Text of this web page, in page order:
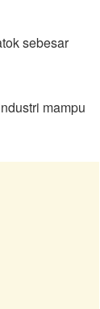
sebesar
mampu